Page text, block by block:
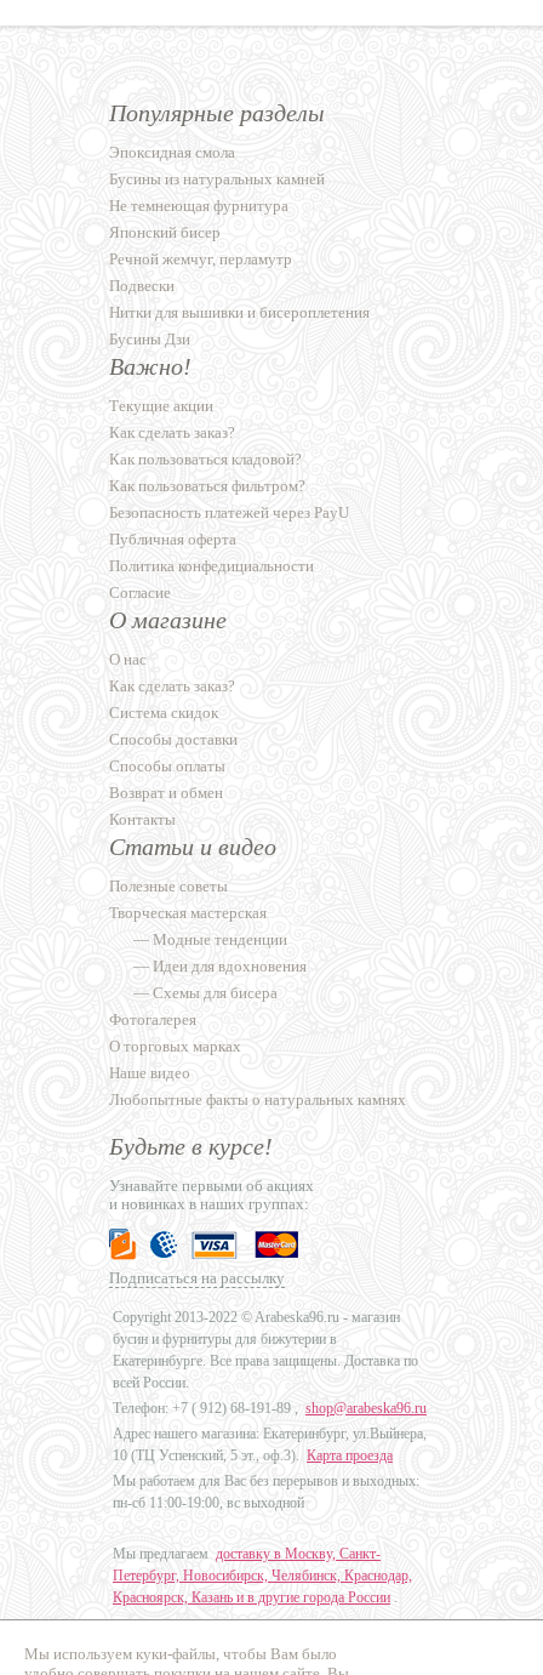
Мы используем куки-файлы, чтобы Вам было
Популярные разделы
Эпоксидная смола
Бусины из натуральных камней
Не темнеющая фурнитура
Японский бисер
Речной жемчуг, перламутр
Подвески
Нитки для вышивки и бисероплетения
Бусины Дзи
Важно!
Текущие акции
Как сделать заказ?
Как пользоваться кладовой?
Как пользоваться фильтром?
Безопасность платежей через PayU
Публичная оферта
Политика конфедициальности
Согласие
О магазине
О нас
Как сделать заказ?
Система скидок
Способы доставки
Способы оплаты
Возврат и обмен
Контакты
Статьи и видео
Полезные советы
Творческая мастерская
— Модные тенденции
— Идеи для вдохновения
— Схемы для бисера
Фотогалерея
О торговых марках
Наше видео
Любопытные факты о натуральных камнях
Будьте в курсе!
Узнавайте первыми об акциях
и новинках в наших группах:
Подписаться на рассылку
Copyright 2013-2022 © Arabeska96.ru - магазин
бусин и фурнитуры для бижутерии в
Екатеринбурге. Все права защищены. Доставка по
всей России.
Телефон: +7 ( 912) 68-191-89 , shop@arabeska96.ru
Адрес нашего магазина: Екатеринбург, ул.Выйнера,
10 (ТЦ Успенский, 5 эт., оф.3). Карта проезда
Мы работаем для Вас без перерывов и выходных:
пн-сб 11:00-19:00, вс выходной
Мы предлагаем доставку в Москву, Санкт-
Петербург, Новосибирск, Челябинск, Краснодар,
Красноярск, Казань и в другие города России .
Дизайн - Наталья Мальцева